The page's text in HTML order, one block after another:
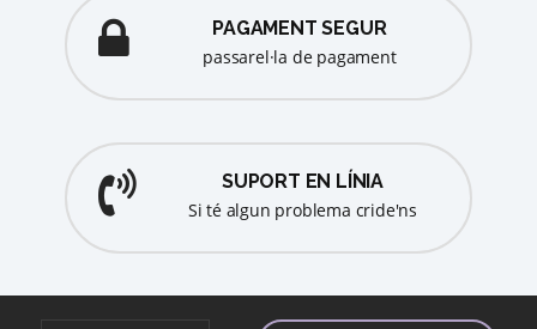
PAGAMENT SEGUR
passarel·la de pagament
SUPORT EN LÍNIA
Si té algun problema cride'ns